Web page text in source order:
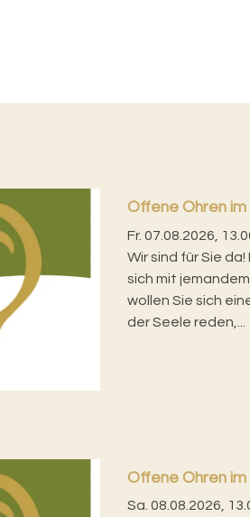
Offene Ohren
Fr. 07.08.2026,
Wir sind für Sie
sich mit
wollen Sie sich
der Seele reden,...
Offene Ohren
Sa. 08.08.2026,